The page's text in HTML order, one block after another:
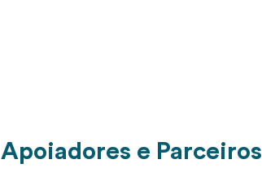
Apoiadores e Parceiros